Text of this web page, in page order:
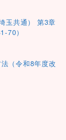
玉共通） 第3章
70）
（令和8年度改